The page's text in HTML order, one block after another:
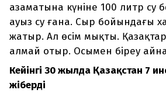
азаматына күніне 100 литр су
ауыз су ғана. Сыр бойындағы
жатыр. Ал өсім мықты.
алмай отыр. Осымен біреу
Кейінгі 30 жылда Қазақстан 7
жіберді